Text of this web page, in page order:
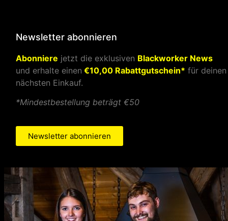
Newsletter abonnieren
Abonniere jetzt die exklusiven Blackworker News
und erhalte einen €10,00 Rabattgutschein* für deinen
nächsten Einkauf.
*Mindestbestellung beträgt €50
Newsletter abonnieren